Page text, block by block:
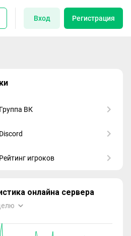
Вход Регистрация
Группа ВК
Discord
Рейтинг игроков